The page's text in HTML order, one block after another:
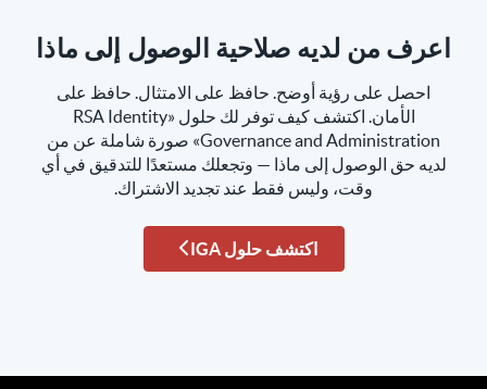
اعرف من لديه صلاحية الوصول إلى ماذا
احصل على رؤية أوضح. حافظ على الامتثال. حافظ على
الأمان. اكتشف كيف توفر لك حلول «RSA Identity
Governance and Administration» صورة شاملة عن من
لديه حق الوصول إلى ماذا — وتجعلك مستعدًا للتدقيق في أي
وقت، وليس فقط عند تجديد الاشتراك.
اكتشف حلول IGA